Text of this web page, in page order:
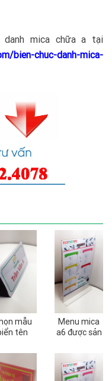
danh mica chữa a tại
bien-chuc-danh-mica-
mẫu
tên
cho
trưởng
phòng
Menu mica
a6 được sản